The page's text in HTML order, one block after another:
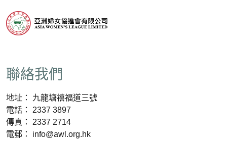
聯絡我們
地址： 九龍塘禧福道三號
電話： 2337 3897
傳真： 2337 2714
電郵： info@awl.org.hk